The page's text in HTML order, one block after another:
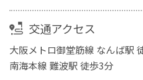
交通アクセス
大阪メトロ御堂筋線 なんば駅
南海本線 難波駅 徒歩3分